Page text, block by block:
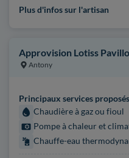
Plus d'infos sur l'artisan
Approvision Lotiss
Antony
Principaux services proposés
Chaudière à gaz ou fioul
Pompe à chaleur et
Chauffe-eau